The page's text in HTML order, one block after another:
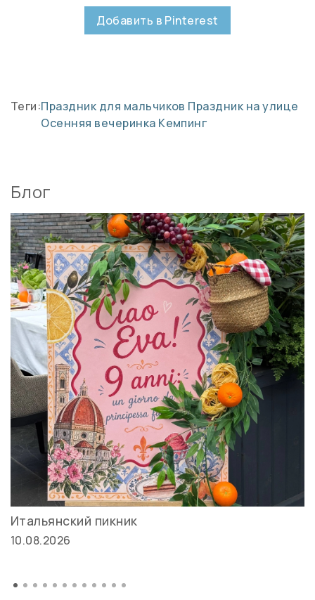
Добавить в Pinterest
Теги:Праздник для мальчиков Праздник на улице
Осенняя вечеринка Кемпинг
Блог
Итальянский пикник
10.08.2026